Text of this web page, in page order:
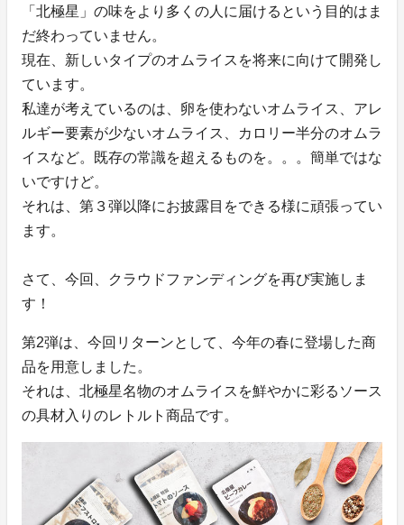
「北極星」の味をより多くの人に届けるという目的はま
だ終わっていません。
現在、新しいタイプのオムライスを将来に向けて開発し
ています。
私達が考えているのは、卵を使わないオムライス、アレ
ルギー要素が少ないオムライス、カロリー半分のオムラ
イスなど。既存の常識を超えるものを。。。簡単ではな
いですけど。
それは、第３弾以降にお披露目をできる様に頑張ってい
ます。
さて、今回、クラウドファンディングを再び実施しま
す！
第2弾は、今回リターンとして、今年の春に登場した商
品を用意しました。
それは、北極星名物のオムライスを鮮やかに彩るソース
の具材入りのレトルト商品です。